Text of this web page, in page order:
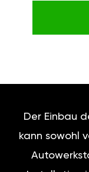
Der Einbau
kann sowohl